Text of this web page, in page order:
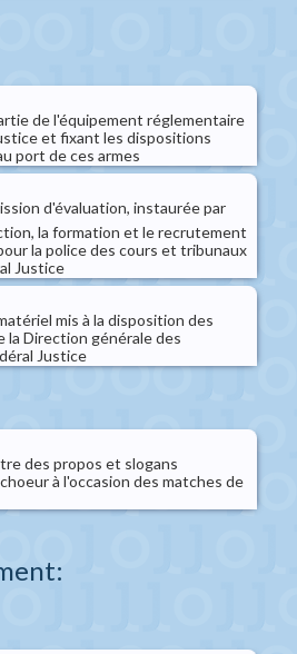
de l'équipement réglementaire
et fixant les dispositions
port de ces armes
d'évaluation, instaurée par
la formation et le recrutement
la police des cours et tribunaux
Justice
mis à la disposition des
Direction générale des
Justice
des propos et slogans
à l'occasion des matches de